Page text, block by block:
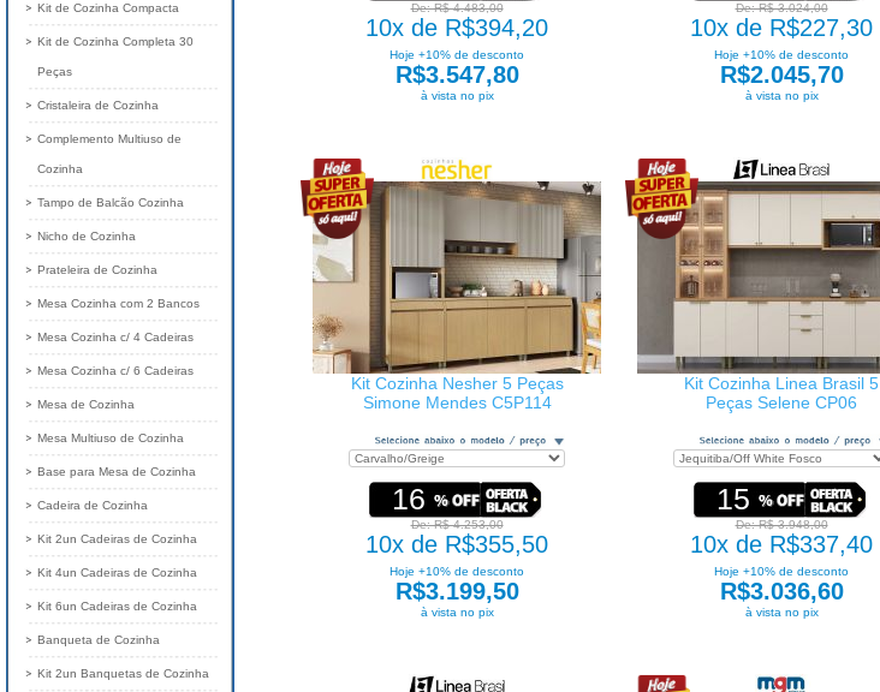
De: R$ 4.483,00
10x de R$394,20
Hoje +10% de desconto
R$3.547,80
à vista no pix
De: R$ 3.024,00
10x de R$227,30
Hoje +10% de desconto
R$2.045,70
à vista no pix
Kit Cozinha Nesher 5 Peças
Simone Mendes C5P114
16
De: R$ 4.253,00
10x de R$355,50
Hoje +10% de desconto
R$3.199,50
à vista no pix
Kit Cozinha Linea Brasil 5
Peças Selene CP06
15
De: R$ 3.948,00
10x de R$337,40
Hoje +10% de desconto
R$3.036,60
à vista no pix
Kit de Cozinha Compacta
Kit de Cozinha Completa 30
Peças
Cristaleira de Cozinha
Complemento Multiuso de
Cozinha
Tampo de Balcão Cozinha
Nicho de Cozinha
Prateleira de Cozinha
Mesa Cozinha com 2 Bancos
Mesa Cozinha c/ 4 Cadeiras
Mesa Cozinha c/ 6 Cadeiras
Mesa de Cozinha
Mesa Multiuso de Cozinha
Base para Mesa de Cozinha
Cadeira de Cozinha
Kit 2un Cadeiras de Cozinha
Kit 4un Cadeiras de Cozinha
Kit 6un Cadeiras de Cozinha
Banqueta de Cozinha
Kit 2un Banquetas de Cozinha